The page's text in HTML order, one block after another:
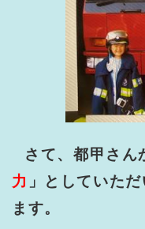
さて、都甲さん
力 」としていた
ます。